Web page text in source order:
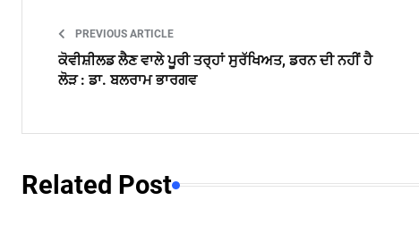
PREVIOUS ARTICLE
ਕੋਵੀਸ਼ੀਲਡ ਲੈਣ ਵਾਲੇ ਪੂਰੀ ਤਰ੍ਹਾਂ ਸੁਰੱਖਿਅਤ, ਡਰਨ ਦੀ ਨਹੀਂ ਹੈ
ਲੋੜ : ਡਾ. ਬਲਰਾਮ ਭਾਰਗਵ
Related Post